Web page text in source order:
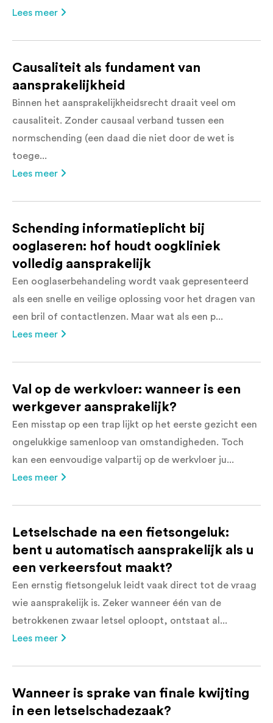
Lees meer
Causaliteit als fundament van
aansprakelijkheid
Binnen het aansprakelijkheidsrecht draait veel om
causaliteit. Zonder causaal verband tussen een
normschending (een daad die niet door de wet is
toege...
Lees meer
Schending informatieplicht bij
ooglaseren: hof houdt oogkliniek
volledig aansprakelijk
Een ooglaserbehandeling wordt vaak gepresenteerd
als een snelle en veilige oplossing voor het dragen van
een bril of contactlenzen. Maar wat als een p...
Lees meer
Val op de werkvloer: wanneer is een
werkgever aansprakelijk?
Een misstap op een trap lijkt op het eerste gezicht een
ongelukkige samenloop van omstandigheden. Toch
kan een eenvoudige valpartij op de werkvloer ju...
Lees meer
Letselschade na een fietsongeluk:
bent u automatisch aansprakelijk als u
een verkeersfout maakt?
Een ernstig fietsongeluk leidt vaak direct tot de vraag
wie aansprakelijk is. Zeker wanneer één van de
betrokkenen zwaar letsel oploopt, ontstaat al...
Lees meer
Wanneer is sprake van finale kwijting
in een letselschadezaak?